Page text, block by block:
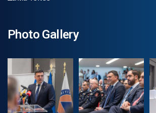
Photo Gallery